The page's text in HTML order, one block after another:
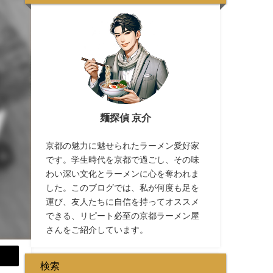
麺探偵 京介
京都の魅力に魅せられたラーメン愛好家
です。学生時代を京都で過ごし、その味
わい深い文化とラーメンに心を奪われま
した。このブログでは、私が何度も足を
運び、友人たちに自信を持ってオススメ
できる、リピート必至の京都ラーメン屋
さんをご紹介しています。
検索